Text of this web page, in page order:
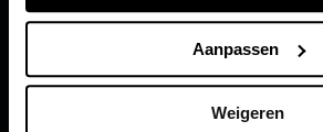
Aanpassen
Weigeren
8
9
4
5
5
6
geselecteerde parameters en de